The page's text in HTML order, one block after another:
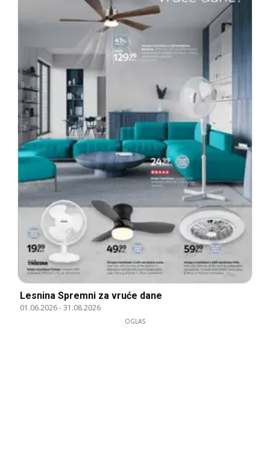
Lesnina Spremni za vruće dane
01.06.2026-31.08.2026
OGLAS